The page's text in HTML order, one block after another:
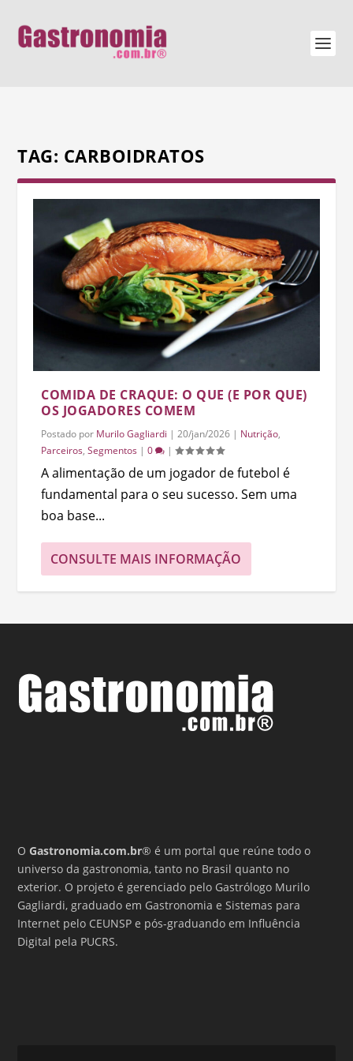
TAG: CARBOIDRATOS
COMIDA DE CRAQUE: O QUE (E POR QUE)
OS JOGADORES COMEM
Postado por Murilo Gagliardi |20/jan/2026 | Nutrição,
Parceiros,Segmentos |0 |
A alimentação de um jogador de futebol é
fundamental para o seu sucesso. Sem uma
boa base...
CONSULTE MAIS INFORMAÇÃO
OGastronomia.com.br® é um portal que reúne todo o
universo da gastronomia, tanto no Brasil quanto no
exterior. O projeto é gerenciado pelo Gastrólogo Murilo
Gagliardi, graduado em Gastronomia e Sistemas para
Internet pelo CEUNSP e pós-graduando em Influência
Digital pela PUCRS.